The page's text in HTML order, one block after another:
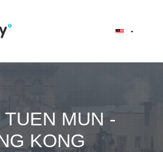
MUN -
KONG